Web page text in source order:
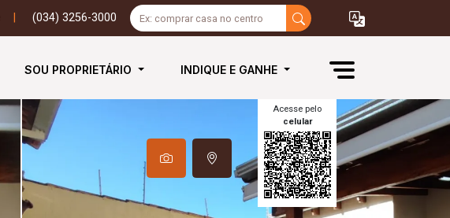
(034) 3256-3000
SOU PROPRIETÁRIO INDIQUE E GANHE
Acesse pelo
celular